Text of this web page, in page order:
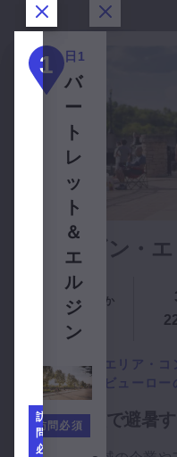
エルギン・
地元の専門家か
ら
エルジン・エリア・
ビューロー
夏は家族で避暑
ダイアログ
1 日1
バ
ー
ト
レ
ッ
ト
＆
エ
ル
ジ
ン
訪問必須
ダイアログを閉じる
2
日
ル
ジ
ン
ズ・
カフ
ェ
アレキサンダーズ・カ
ダイアログを閉じる
3 日3
ウエ
ス
ト・
ダン
ディ
ー＆
イー
ス
ト・
ダン
ディ
訪
問
必